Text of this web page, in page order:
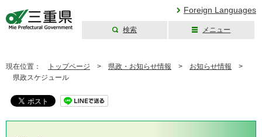
Foreign Languages
検索 メニュー
現在位置： トップページ > 県政・お知らせ情報 > お知らせ情報 >
県政スケジュール